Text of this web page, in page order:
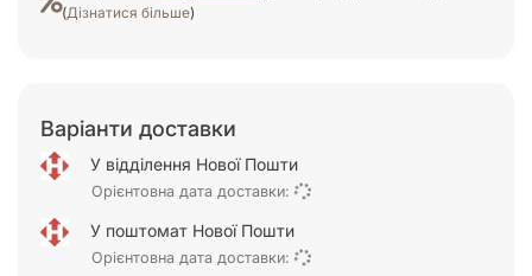
(Дізнатися більше)
Варіанти доставки
У відділення Нової Пошти
Орієнтовна дата доставки:
У поштомат Нової Пошти
Орієнтовна дата доставки: